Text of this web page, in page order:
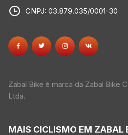
CNPJ: 03.879.035/0001-30
Zabal Bike é marca da Zabal Bike
Ltda.
MAIS CICLISMO EM ZABAL